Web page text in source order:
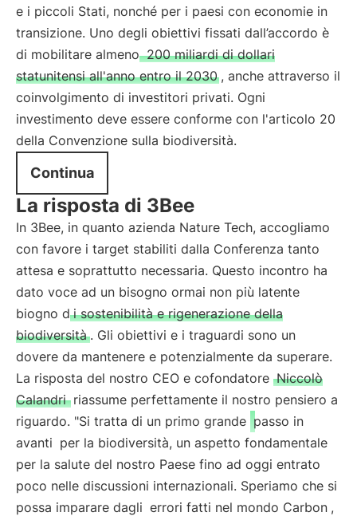
e i piccoli Stati, nonché per i paesi con economie in
transizione. Uno degli obiettivi fissati dall’accordo è
di mobilitare almeno 200 miliardi di dollari
statunitensi all'anno entro il 2030 , anche attraverso il
coinvolgimento di investitori privati. Ogni
investimento deve essere conforme con l'articolo 20
della Convenzione sulla biodiversità.
Continua
La risposta di 3Bee
In 3Bee, in quanto azienda Nature Tech, accogliamo
con favore i target stabiliti dalla Conferenza tanto
attesa e soprattutto necessaria. Questo incontro ha
dato voce ad un bisogno ormai non più latente
biogno d i sostenibilità e rigenerazione della
biodiversità . Gli obiettivi e i traguardi sono un
dovere da mantenere e potenzialmente da superare.
La risposta del nostro CEO e cofondatore Niccolò
Calandri riassume perfettamente il nostro pensiero a
riguardo. "Si tratta di un primo grande passo in
avanti per la biodiversità, un aspetto fondamentale
per la salute del nostro Paese fino ad oggi entrato
poco nelle discussioni internazionali. Speriamo che si
possa imparare dagli errori fatti nel mondo Carbon ,